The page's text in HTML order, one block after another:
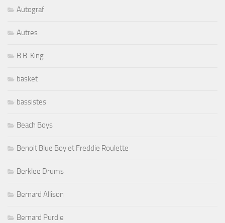
Autograf
Autres
B.B. King
basket
bassistes
Beach Boys
Benoit Blue Boy et Freddie Roulette
Berklee Drums
Bernard Allison
Bernard Purdie